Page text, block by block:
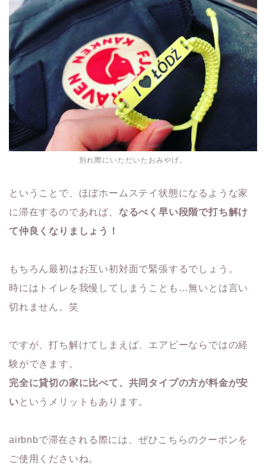
別れ際にいただいたおみやげ。
ということで、ほぼホームステイ状態になるような家
に滞在するのであれば、 なるべく早い段階で打ち解け
て仲良くなりましょう！
もちろん最初はお互い初対面で緊張するでしょう。
時にはトイレを我慢してしまうことも…無いとは言い
切れません。笑
ですが、打ち解けてしまえば、エアビーならではの経
験ができます。
完全に貸切の家に比べて、共同タイプの方が料金が安
い というメリットもあります。
airbnbで滞在される際には、ぜひこちらのクーポンを
ご使用くださいね。